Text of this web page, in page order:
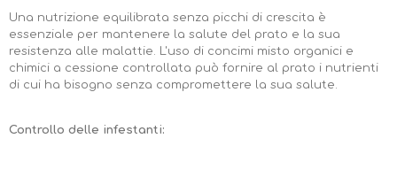
Una nutrizione equilibrata senza picchi di crescita è
essenziale per mantenere la salute del prato e la sua
resistenza alle malattie. L'uso di concimi misto organici e
chimici a cessione controllata può fornire al prato i nutrienti
di cui ha bisogno senza compromettere la sua salute.
Controllo delle infestanti: